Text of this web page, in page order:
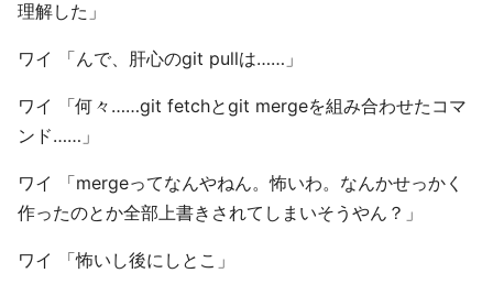
理解した」
ワイ 「んで、肝心のgit pullは……」
ワイ 「何々……git fetchとgit mergeを組み合わせたコマ
ンド……」
ワイ 「mergeってなんやねん。怖いわ。なんかせっかく
作ったのとか全部上書きされてしまいそうやん？」
ワイ 「怖いし後にしとこ」